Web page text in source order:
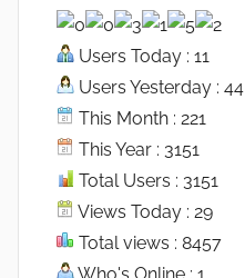
Users Today : 11
Users Yesterday : 44
This Month : 221
This Year : 3151
Total Users : 3151
Views Today : 29
Total views : 8457